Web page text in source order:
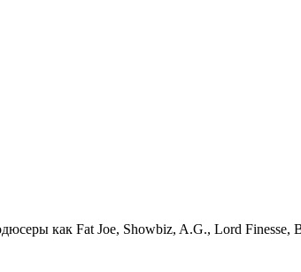
как Fat Joe, Showbiz, A.G., Lord